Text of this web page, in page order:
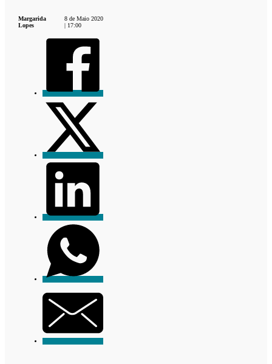
Margarida
Lopes
8 de Maio 2020
| 17:00